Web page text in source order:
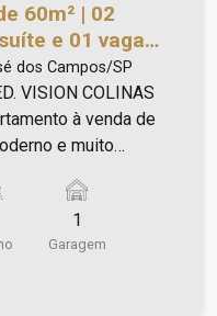
60m² | 02
e 01 vaga
Colinas -
José dos
dos Campos/SP
VISION COLINAS
e muito
e restaurantes;
valorização
1
Garagem